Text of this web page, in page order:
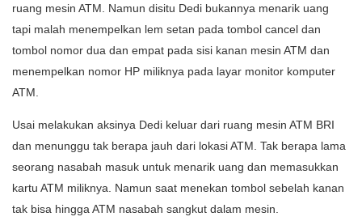
ruang mesin ATM. Namun disitu Dedi bukannya menarik uang
tapi malah menempelkan lem setan pada tombol cancel dan
tombol nomor dua dan empat pada sisi kanan mesin ATM dan
menempelkan nomor HP miliknya pada layar monitor komputer
ATM.
Usai melakukan aksinya Dedi keluar dari ruang mesin ATM BRI
dan menunggu tak berapa jauh dari lokasi ATM. Tak berapa lama
seorang nasabah masuk untuk menarik uang dan memasukkan
kartu ATM miliknya. Namun saat menekan tombol sebelah kanan
tak bisa hingga ATM nasabah sangkut dalam mesin.